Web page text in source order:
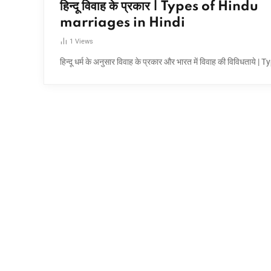
हिन्दू विवाह के प्रकार | Types of Hindu
marriages in Hindi
1 Views
हिन्दू धर्म के अनुसार विवाह के प्रकार और भारत में विवाह की विविधताये |